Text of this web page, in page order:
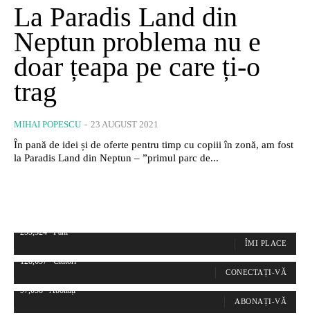
La Paradis Land din
Neptun problema nu e
doar țeapa pe care ți-o
trag
MIHAI POPESCU - 23 AUGUST 2021
În pană de idei și de oferte pentru timp cu copiii în zonă, am fost
la Paradis Land din Neptun – ”primul parc de...
255,324 Fani
ÎMI PLACE
128,657 Cititori
CONECTAȚI-VĂ
97,058 Abonați
ABONAȚI-VĂ